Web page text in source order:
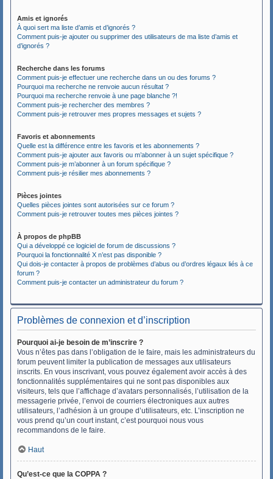
Amis et ignorés
À quoi sert ma liste d’amis et d’ignorés ?
Comment puis-je ajouter ou supprimer des utilisateurs de ma liste d’amis et
d’ignorés ?
Recherche dans les forums
Comment puis-je effectuer une recherche dans un ou des forums ?
Pourquoi ma recherche ne renvoie aucun résultat ?
Pourquoi ma recherche renvoie à une page blanche ?!
Comment puis-je rechercher des membres ?
Comment puis-je retrouver mes propres messages et sujets ?
Favoris et abonnements
Quelle est la différence entre les favoris et les abonnements ?
Comment puis-je ajouter aux favoris ou m’abonner à un sujet spécifique ?
Comment puis-je m’abonner à un forum spécifique ?
Comment puis-je résilier mes abonnements ?
Pièces jointes
Quelles pièces jointes sont autorisées sur ce forum ?
Comment puis-je retrouver toutes mes pièces jointes ?
À propos de phpBB
Qui a développé ce logiciel de forum de discussions ?
Pourquoi la fonctionnalité X n’est pas disponible ?
Qui dois-je contacter à propos de problèmes d’abus ou d’ordres légaux liés à ce
forum ?
Comment puis-je contacter un administrateur du forum ?
Problèmes de connexion et d’inscription
Pourquoi ai-je besoin de m’inscrire ?
Vous n’êtes pas dans l’obligation de le faire, mais les administrateurs du
forum peuvent limiter la publication de messages aux utilisateurs
inscrits. En vous inscrivant, vous pouvez également avoir accès à des
fonctionnalités supplémentaires qui ne sont pas disponibles aux
visiteurs, tels que l’affichage d’avatars personnalisés, l’utilisation de la
messagerie privée, l’envoi de courriers électroniques aux autres
utilisateurs, l’adhésion à un groupe d’utilisateurs, etc. L’inscription ne
vous prend qu’un court instant, c’est pourquoi nous vous
recommandons de le faire.
Haut
Qu’est-ce que la COPPA ?